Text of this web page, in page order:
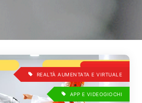
REALTÀ AUMENTATA E VIRTUALE
APP E VIDEOGIOCHI